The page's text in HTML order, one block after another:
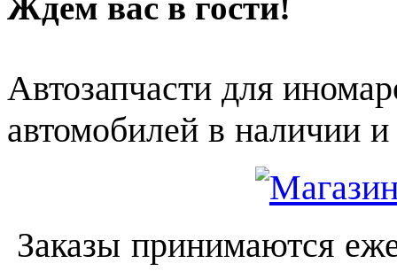
Автозапчасти для
автомобилей в наличии и
Заказы принимаются